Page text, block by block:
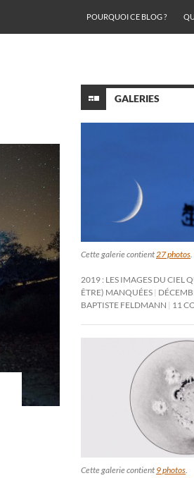
POURQUOI CE BLOG ?
GALERIES
Cette galerie contient27 photos.
2019 : LES IMAGES DU CIEL
ÊTRE) MANQUÉES
BAPTISTE FELDMANN
11
Cette galerie contient 9 photos